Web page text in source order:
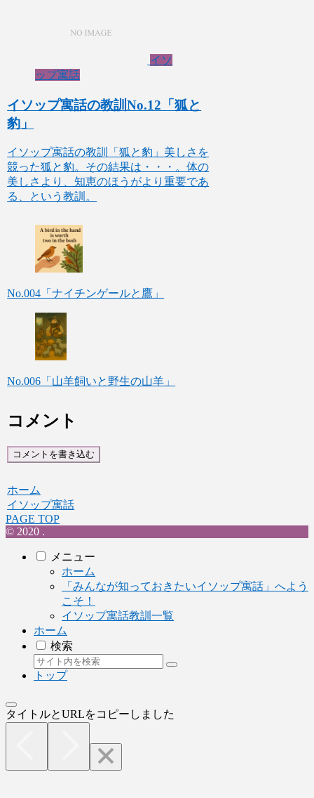
イソ
ップ寓話
イソップ寓話の教訓No.12「狐と
豹」
イソップ寓話の教訓「狐と豹」美しさを
競った狐と豹。その結果は・・・。体の
美しさより、知恵のほうがより重要であ
る、という教訓。
No.004「ナイチンゲールと鷹」
No.006「山羊飼いと野生の山羊」
コメント
コメントを書き込む
ホーム
イソップ寓話
PAGE TOP
© 2020 .
メニュー
ホーム
「みんなが知っておきたいイソップ寓話」へよう
こそ！
イソップ寓話教訓一覧
ホーム
検索
トップ
タイトルとURLをコピーしました